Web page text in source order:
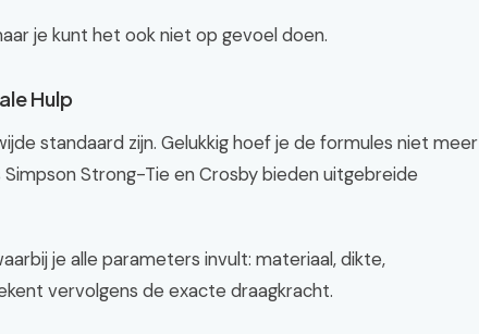
je kunt het ook niet op gevoel doen.
Hulp
standaard zijn. Gelukkig hoef je de formules niet meer
Strong-Tie en Crosby bieden uitgebreide
je alle parameters invult: materiaal, dikte,
vervolgens de exacte draagkracht.